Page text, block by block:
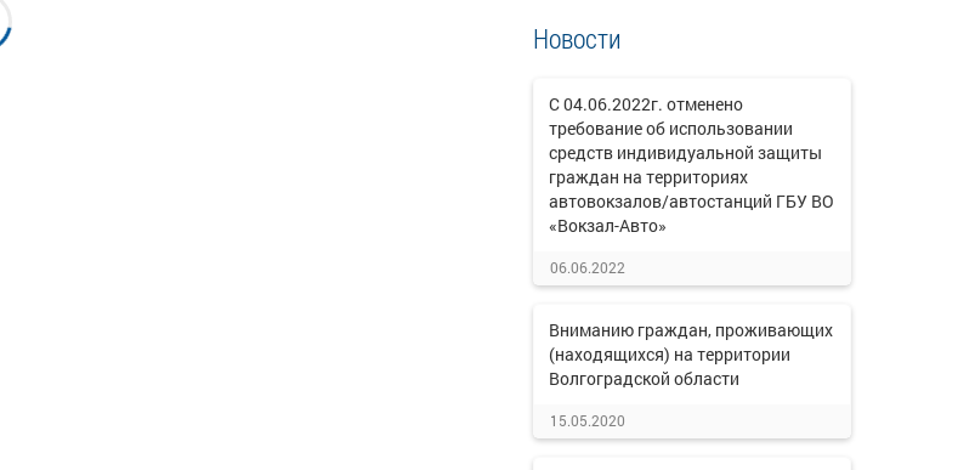
Новости
С 04.06.2022г. отменено
требование об использовании
средств индивидуальной защиты
граждан на территориях
автовокзалов/автостанций ГБУ ВО
«Вокзал-Авто»
06.06.2022
Вниманию граждан, проживающих
(находящихся) на территории
Волгоградской области
15.05.2020